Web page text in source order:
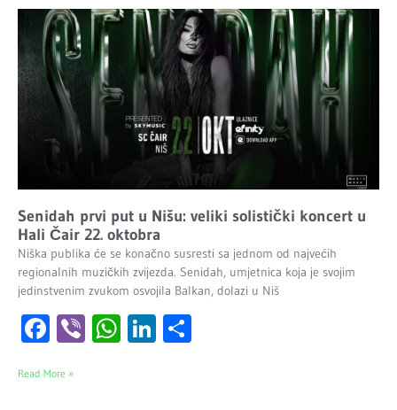
Senidah prvi put u Nišu: veliki solistički koncert u
Hali Čair 22. oktobra
Niška publika će se konačno susresti sa jednom od najvećih
regionalnih muzičkih zvijezda. Senidah, umjetnica koja je svojim
jedinstvenim zvukom osvojila Balkan, dolazi u Niš
Facebook
ViberWhatsApp
LinkedIn
Read More »